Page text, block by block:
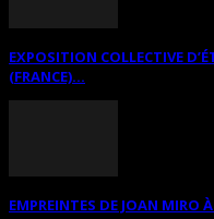
EXPOSITION COLLECTIVE
(FRANCE)...
EMPREINTES DE JOAN MIRO